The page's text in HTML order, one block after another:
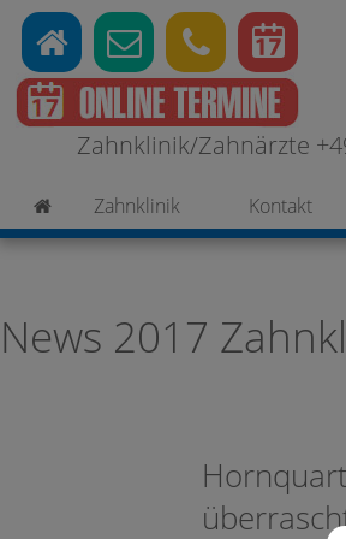
Zahnklinik/Zahnärzte
Zahnklinik Kontakt
News 2017